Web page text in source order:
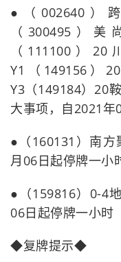
●（002640）
（300495）
（111100）
Y1（149156）
Y3（149184）20
大事项，自2021年
●（160131）南
月06日起停牌一小
●（159816）0-4
06日起停牌一小时
◆复牌提示◆